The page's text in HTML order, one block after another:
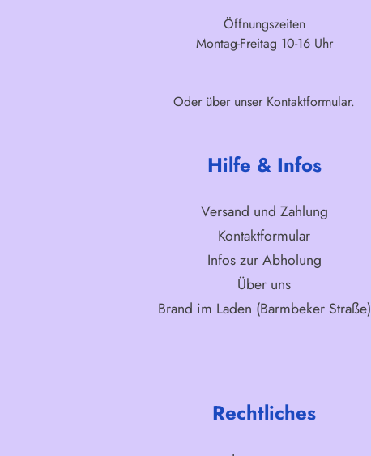
Öffnungszeiten
Montag-Freitag 10-16 Uhr
Oder über unser Kontaktformular.
Hilfe & Infos
Versand und Zahlung
Kontaktformular
Infos zur Abholung
Über uns
Brand im Laden (Barmbeker Straße)
Rechtliches